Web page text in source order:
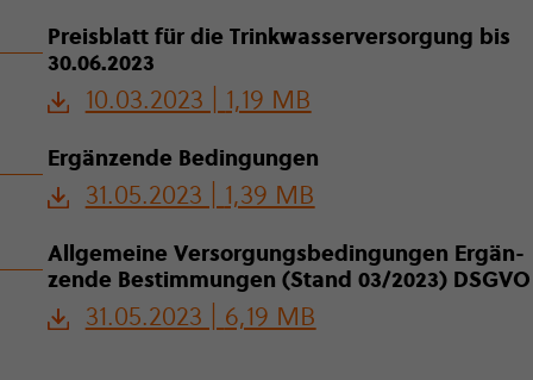
Preis­blatt für die Trink­was­ser­ver­sor­gung bis
30.06.2023
10.03.2023 | 1,19 MB
Ergän­zende Bedin­gun­gen
31.05.2023 | 1,39 MB
All­ge­meine Ver­sor­gungs­be­din­gun­gen Ergän­
zende Bestim­mun­gen (Stand 03/2023) DSGVO
31.05.2023 | 6,19 MB